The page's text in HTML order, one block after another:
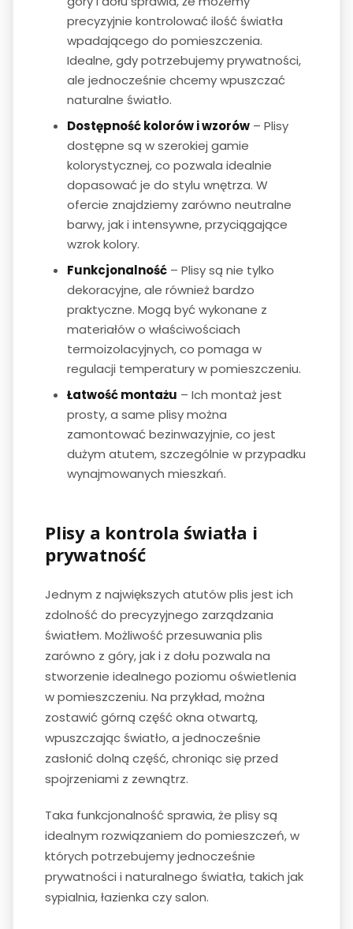
precyzyjnie kontrolować ilość światła
wpadającego do pomieszczenia.
Idealne, gdy potrzebujemy prywatności,
ale jednocześnie chcemy wpuszczać
naturalne światło.
Dostępność kolorów i wzorów – Plisy
dostępne są w szerokiej gamie
kolorystycznej, co pozwala idealnie
dopasować je do stylu wnętrza. W
ofercie znajdziemy zarówno neutralne
barwy, jak i intensywne, przyciągające
wzrok kolory.
Funkcjonalność – Plisy są nie tylko
dekoracyjne, ale również bardzo
praktyczne. Mogą być wykonane z
materiałów o właściwościach
termoizolacyjnych, co pomaga w
regulacji temperatury w pomieszczeniu.
Łatwość montażu – Ich montaż jest
prosty, a same plisy można
zamontować bezinwazyjnie, co jest
dużym atutem, szczególnie w przypadku
wynajmowanych mieszkań.
Plisy a kontrola światła i
prywatność
Jednym z największych atutów plis jest ich
zdolność do precyzyjnego zarządzania
światłem. Możliwość przesuwania plis
zarówno z góry, jak i z dołu pozwala na
stworzenie idealnego poziomu oświetlenia
w pomieszczeniu. Na przykład, można
zostawić górną część okna otwartą,
wpuszczając światło, a jednocześnie
zasłonić dolną część, chroniąc się przed
spojrzeniami z zewnątrz.
Taka funkcjonalność sprawia, że plisy są
idealnym rozwiązaniem do pomieszczeń, w
których potrzebujemy jednocześnie
prywatności i naturalnego światła, takich jak
sypialnia, łazienka czy salon.